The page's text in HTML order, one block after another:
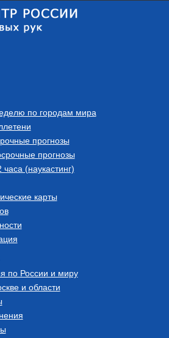
по городам мира
прогнозы
прогнозы
(наукастинг)
карты
по России и миру
и области